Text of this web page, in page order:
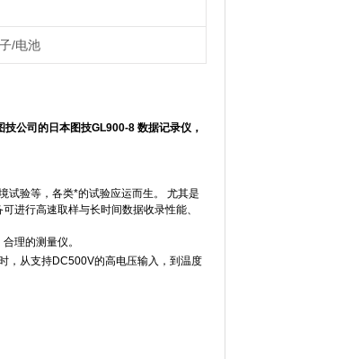
/电池
技公司的 日本图技GL900-8 数据记录仪 ，
试验等，各类*的试验应运而生。 尤其是
进行高速取样与长时间数据收录性能、
理的测量仪。
，从支持DC500V的高电压输入，到温度